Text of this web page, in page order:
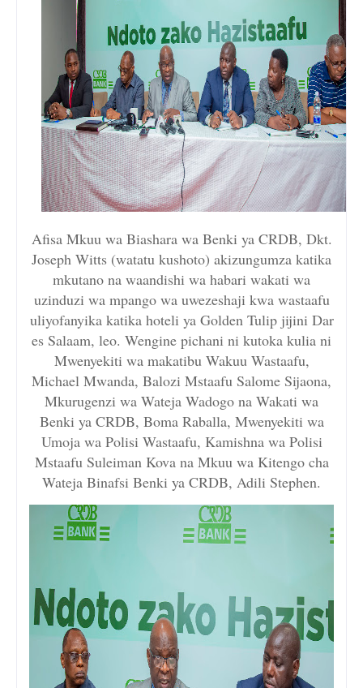
Afisa Mkuu wa Biashara wa Benki ya CRDB, Dkt.
Joseph Witts (watatu kushoto) akizungumza katika
mkutano na waandishi wa habari wakati wa
uzinduzi wa mpango wa uwezeshaji kwa wastaafu
uliyofanyika katika hoteli ya Golden Tulip jijini Dar
es Salaam, leo. Wengine pichani ni kutoka kulia ni
Mwenyekiti wa makatibu Wakuu Wastaafu,
Michael Mwanda, Balozi Mstaafu Salome Sijaona,
Mkurugenzi wa Wateja Wadogo na Wakati wa
Benki ya CRDB, Boma Raballa, Mwenyekiti wa
Umoja wa Polisi Wastaafu, Kamishna wa Polisi
Mstaafu Suleiman Kova na Mkuu wa Kitengo cha
Wateja Binafsi Benki ya CRDB, Adili Stephen.